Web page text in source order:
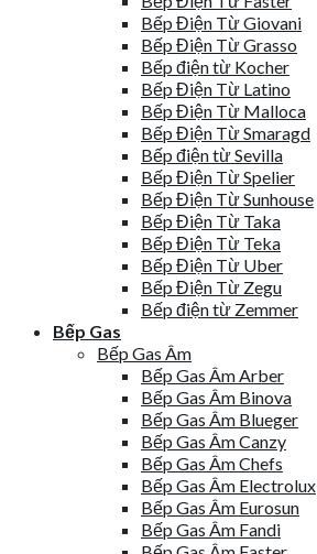
Bếp Điện Từ Giovani
Bếp Điện Từ Grasso
Bếp điện từ Kocher
Bếp Điện Từ Latino
Bếp Điện Từ Malloca
Bếp Điện Từ Smaragd
Bếp điện từ Sevilla
Bếp Điện Từ Spelier
Bếp Điện Từ Sunhouse
Bếp Điện Từ Taka
Bếp Điện Từ Teka
Bếp Điện Từ Uber
Bếp Điện Từ Zegu
Bếp điện từ Zemmer
Bếp Gas
Bếp Gas Âm
Bếp Gas Âm Arber
Bếp Gas Âm Binova
Bếp Gas Âm Blueger
Bếp Gas Âm Canzy
Bếp Gas Âm Chefs
Bếp Gas Âm Electrolux
Bếp Gas Âm Eurosun
Bếp Gas Âm Fandi